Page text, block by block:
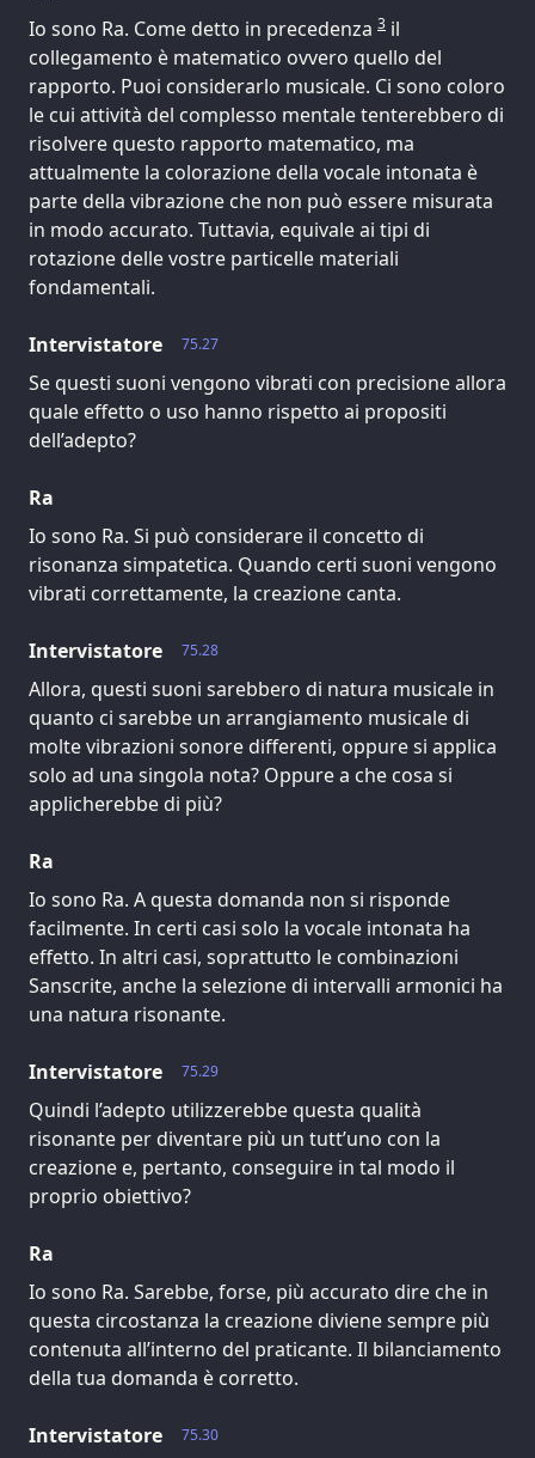
Io sono Ra. Come detto in precedenza 3 il
collegamento è matematico ovvero quello del
rapporto. Puoi considerarlo musicale. Ci sono coloro
le cui attività del complesso mentale tenterebbero di
risolvere questo rapporto matematico, ma
attualmente la colorazione della vocale intonata è
parte della vibrazione che non può essere misurata
in modo accurato. Tuttavia, equivale ai tipi di
rotazione delle vostre particelle materiali
fondamentali.
75.27
Intervistatore
Se questi suoni vengono vibrati con precisione allora
quale effetto o uso hanno rispetto ai propositi
dell’adepto?
Ra
Io sono Ra. Si può considerare il concetto di
risonanza simpatetica. Quando certi suoni vengono
vibrati correttamente, la creazione canta.
75.28
Intervistatore
Allora, questi suoni sarebbero di natura musicale in
quanto ci sarebbe un arrangiamento musicale di
molte vibrazioni sonore differenti, oppure si applica
solo ad una singola nota? Oppure a che cosa si
applicherebbe di più?
Ra
Io sono Ra. A questa domanda non si risponde
facilmente. In certi casi solo la vocale intonata ha
effetto. In altri casi, soprattutto le combinazioni
Sanscrite, anche la selezione di intervalli armonici ha
una natura risonante.
75.29
Intervistatore
Quindi l’adepto utilizzerebbe questa qualità
risonante per diventare più un tutt’uno con la
creazione e, pertanto, conseguire in tal modo il
proprio obiettivo?
Ra
Io sono Ra. Sarebbe, forse, più accurato dire che in
questa circostanza la creazione diviene sempre più
contenuta all’interno del praticante. Il bilanciamento
della tua domanda è corretto.
75.30
Intervistatore